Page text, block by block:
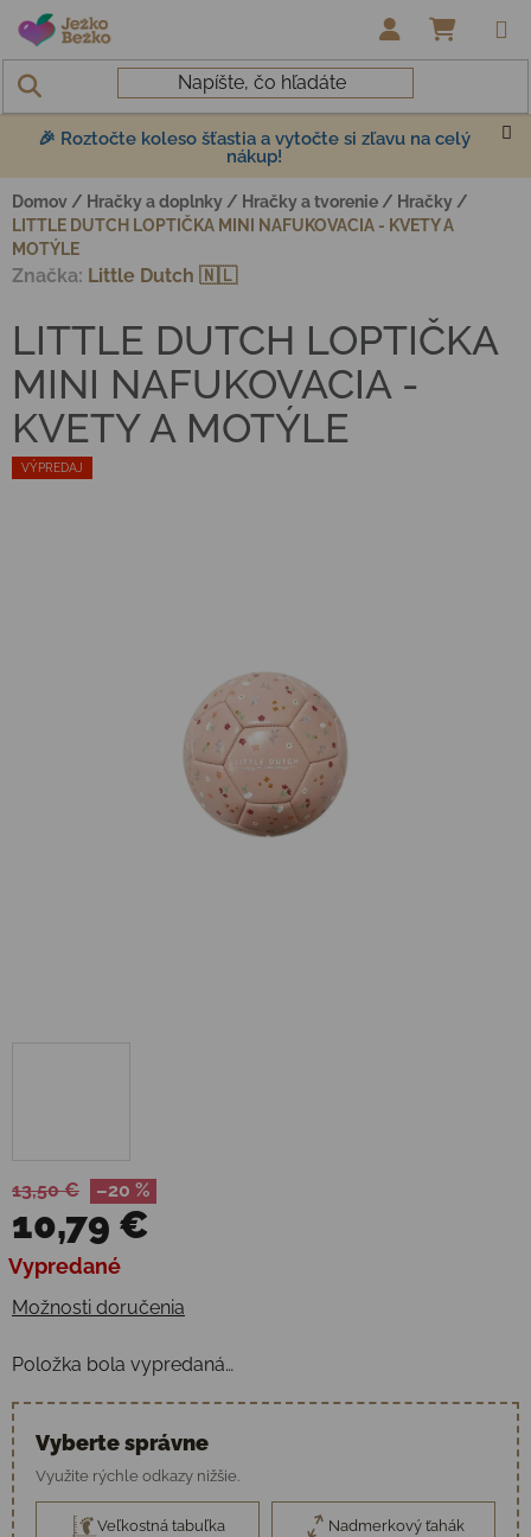
Prejsť na obsah
🎉 Roztočte koleso šťastia a vytočte si zľavu na celý
nákup!
Domov / Hračky a doplnky / Hračky a tvorenie / Hračky /
LITTLE DUTCH LOPTIČKA MINI NAFUKOVACIA - KVETY A
MOTÝLE
13,50 € –20 %
10,79 €
Jednotková cena:
Vypredané
Možnosti doručenia
Položka bola vypredaná…
Vyberte správne
Využite rýchle odkazy nižšie.
Veľkostná tabuľka Nadmerkový ťahák
VÝPREDAJ
LITTLE DUTCH LOPTIČKA
MINI NAFUKOVACIA -
KVETY A MOTÝLE
Značka: Little Dutch 🇳🇱